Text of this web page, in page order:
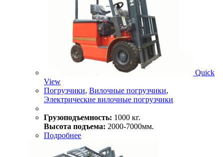
Quick
View
Погрузчики, Вилочные погрузчики,
Электрические вилочные погрузчики
Грузоподъемность: 1000 кг.
Высота подъема: 2000-7000мм.
Подробнее